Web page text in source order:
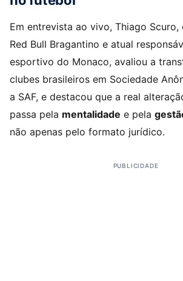
Em entrevista ao vivo, Thiago Scuro, ex-dirigente do
Red Bull Bragantino e atual
esportivo do Monaco, avaliou a
clubes brasileiros em Sociedade
a SAF, e destacou que a real
passa pela mentalidade e pela
não apenas pelo formato jurídico.
PUBLICIDADE